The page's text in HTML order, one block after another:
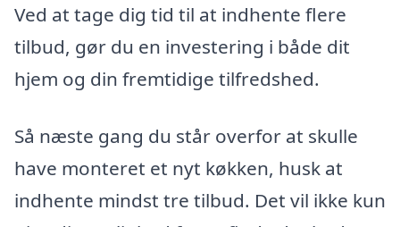
Ved at tage dig tid til at indhente flere
tilbud, gør du en investering i både dit
hjem og din fremtidige tilfredshed.
Så næste gang du står overfor at skulle
have monteret et nyt køkken, husk at
indhente mindst tre tilbud. Det vil ikke kun